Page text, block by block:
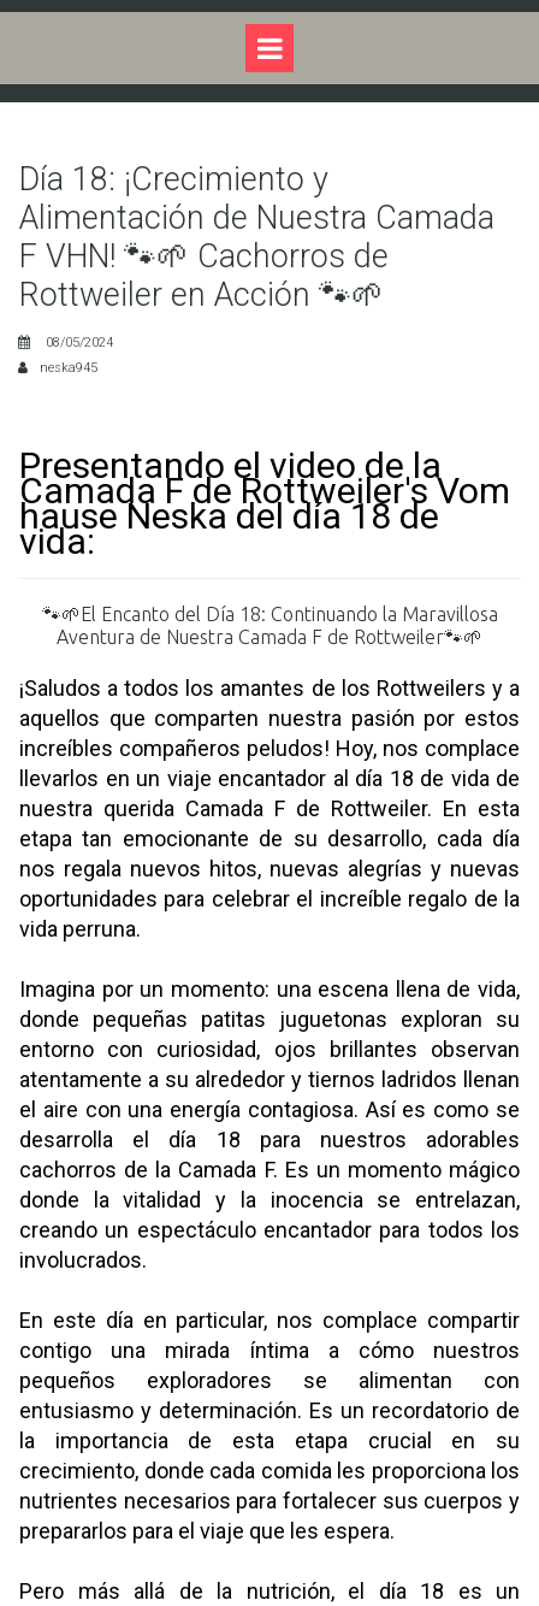
Día 18: ¡Crecimiento y
Alimentación de Nuestra Camada
F VHN! 🐾🌱 Cachorros de
Rottweiler en Acción 🐾🌱
08/05/2024
neska945
Presentando el video de la
Camada F de Rottweiler's Vom
hause Neska del día 18 de
vida:
🐾🌱El Encanto del Día 18: Continuando la Maravillosa
Aventura de Nuestra Camada F de Rottweiler🐾🌱
¡Saludos a todos los amantes de los Rottweilers y a
aquellos que comparten nuestra pasión por estos
increíbles compañeros peludos! Hoy, nos complace
llevarlos en un viaje encantador al día 18 de vida de
nuestra querida Camada F de Rottweiler. En esta
etapa tan emocionante de su desarrollo, cada día
nos regala nuevos hitos, nuevas alegrías y nuevas
oportunidades para celebrar el increíble regalo de la
vida perruna.
Imagina por un momento: una escena llena de vida,
donde pequeñas patitas juguetonas exploran su
entorno con curiosidad, ojos brillantes observan
atentamente a su alrededor y tiernos ladridos llenan
el aire con una energía contagiosa. Así es como se
desarrolla el día 18 para nuestros adorables
cachorros de la Camada F. Es un momento mágico
donde la vitalidad y la inocencia se entrelazan,
creando un espectáculo encantador para todos los
involucrados.
En este día en particular, nos complace compartir
contigo una mirada íntima a cómo nuestros
pequeños exploradores se alimentan con
entusiasmo y determinación. Es un recordatorio de
la importancia de esta etapa crucial en su
crecimiento, donde cada comida les proporciona los
nutrientes necesarios para fortalecer sus cuerpos y
prepararlos para el viaje que les espera.
Pero más allá de la nutrición, el día 18 es un